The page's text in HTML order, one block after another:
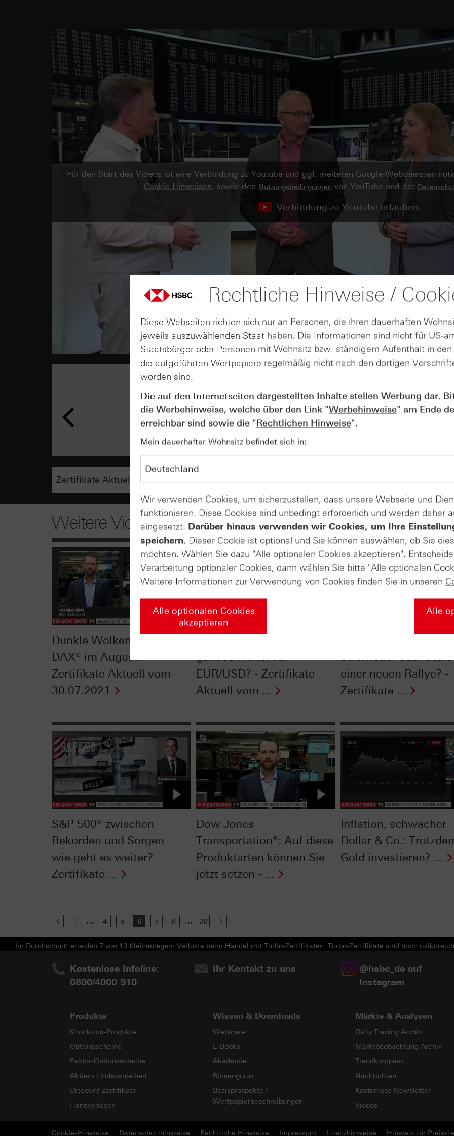
Für den Start des Videos ist eine Verbindung zu Youtube und ggf. weiteren Google-Webdiensten
Cookie-Hinweisen, sowie den Nutzungsbedingungen von YouTube und der
Verbindung zu Youtube erlauben.
AUGUST
04
Der Blick ins Kleingedruckte:
Kündigungen bei Derivaten -
vom 04.08.2026
Weitere Videos
Dunkle Wolken für den
DAX® im August? -
Zertifikate Aktuell vom
30.07.2021
geht es weiter für
EUR/USD? - Zertifikate
Aktuell vom ...
Strohfeuer oder Start
einer neuen Rallye? -
Zertifikate ...
S&P 500® zwischen
Rekorden und Sorgen -
wie geht es weiter? -
Zertifikate ...
Dow Jones
Transportation®: Auf diese
Produktarten können Sie
jetzt setzen - ...
Inflation, schwacher
Dollar & Co.:
Gold investieren? ...
Previous
1 ... 4 5 6 7 8 ... 39
Im Durchschnitt erleiden 7 von 10 Kleinanlegern Verluste beim Handel mit Turbo-Zertifikaten. Turbo-Zertifikate sind hoch
Kostenlose Infoline:
0800/4000 910
Ihr Kontakt zu uns
@hsbc_de auf
Instagram
Produkte
Knock-out-Produkte
Optionsscheine
Faktor-Optionsscheine
Aktien- / Indexanleihen
Discount-Zertifikate
Handverlesen
Wissen & Downloads
Webinare
E-Books
Akademie
Börsengurus
Basisprospekte /
Wertpapierbeschreibungen
Märkte & Analysen
Daily Trading Archiv
Marktbeobachtung Archiv
Trendkompass
Nachrichten
Kostenlose Newsletter
Videos
Cookie-Hinweise Datenschutzhinweise Rechtliche Hinweise Impressum Lizenzhinweise Hinweis zur
Rechtliche Hinweise /
Diese Webseiten richten sich nur an Personen, die ihren dauerhaften
jeweils auszuwählenden Staat haben. Die Informationen sind nicht für US-
Staatsbürger oder Personen mit Wohnsitz bzw. ständigem Aufenthalt in
die aufgeführten Wertpapiere regelmäßig nicht nach den dortigen
worden sind.
Die auf den Internetseiten dargestellten Inhalte stellen Werbung dar.
die Werbehinweise, welche über den Link "Werbehinweise" am Ende
erreichbar sind sowie die "Rechtlichen Hinweise".
Mein dauerhafter Wohnsitz befindet sich in:
Wir verwenden Cookies, um sicherzustellen, dass unsere Webseite und
funktionieren. Diese Cookies sind unbedingt erforderlich und werden daher
eingesetzt. Darüber hinaus verwenden wir Cookies, um Ihre
speichern. Dieser Cookie ist optional und Sie können auswählen, ob Sie
möchten. Wählen Sie dazu "Alle optionalen Cookies akzeptieren".
Verarbeitung optionaler Cookies, dann wählen Sie bitte "Alle optionalen
Weitere Informationen zur Verwendung von Cookies finden Sie in unseren
Alle optionalen Cookies
akzeptieren
Alle